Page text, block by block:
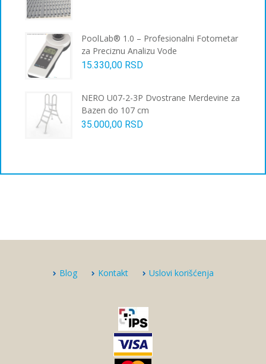
PoolLab® 1.0 – Profesionalni Fotometar
za Preciznu Analizu Vode
15.330,00 RSD
NERO U07-2-3P Dvostrane Merdevine za
Bazen do 107 cm
35.000,00 RSD
Blog Kontakt Uslovi korišćenja